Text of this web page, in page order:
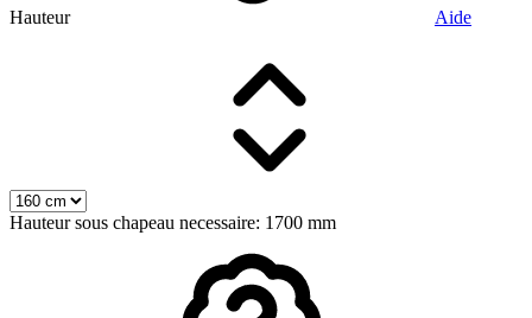
Hauteur Aide
Hauteur sous chapeau necessaire: 1700 mm